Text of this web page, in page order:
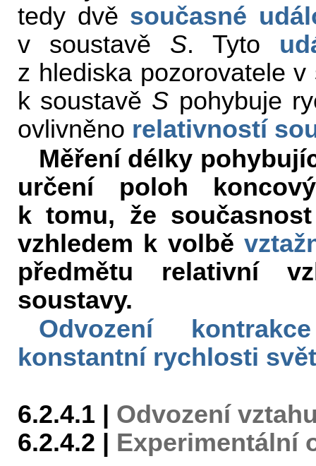
tedy dvě současné
v soustavě S. Tyto
z hlediska pozorovatele
k soustavě S pohybuje
ovlivněno relativností
Měření délky
určení poloh
k tomu, že
vzhledem k volbě
předmětu relativní
soustavy.
Odvození
konstantní rychlosti
6.2.4.1 | Odvození
6.2.4.2 | Experimentální